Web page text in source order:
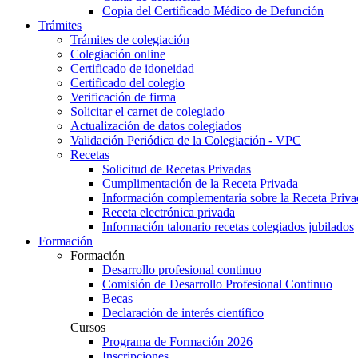
Copia del Certificado Médico de Defunción
Trámites
Trámites de colegiación
Colegiación online
Certificado de idoneidad
Certificado del colegio
Verificación de firma
Solicitar el carnet de colegiado
Actualización de datos colegiados
Validación Periódica de la Colegiación - VPC
Recetas
Solicitud de Recetas Privadas
Cumplimentación de la Receta Privada
Información complementaria sobre la Receta
Receta electrónica privada
Información talonario recetas colegiados jubilados
Formación
Formación
Desarrollo profesional continuo
Comisión de Desarrollo Profesional Continuo
Becas
Declaración de interés científico
Cursos
Programa de Formación 2026